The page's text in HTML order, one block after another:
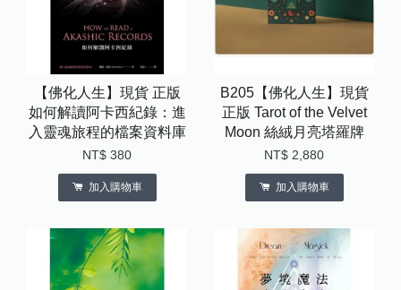
【佛化人生】現貨 正版
如何解讀阿卡西紀錄：進
入靈魂旅程的檔案資料庫
NT$ 380
加入購物車
B205【佛化人生】現貨
正版 Tarot of the Velvet
Moon 絲絨月亮塔羅牌
NT$ 2,880
加入購物車